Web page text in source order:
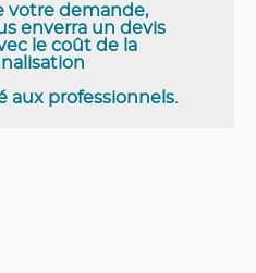
votre demande,
enverra un devis
le coût de la
aux professionnels.